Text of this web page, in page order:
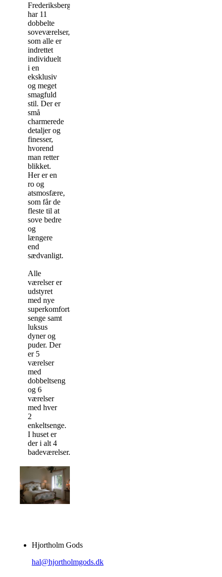
Frederiksberg
har 11
dobbelte
soveværelser,
som alle er
indrettet
individuelt
i en
eksklusiv
og meget
smagfuld
stil. Der er
små
charmerede
detaljer og
finesser,
hvorend
man retter
blikket.
Her er en
ro og
atsmosfære,
som får de
fleste til at
sove bedre
og
længere
end
sædvanligt.
Alle
værelser er
udstyret
med nye
superkomfortable
senge samt
luksus
dyner og
puder. Der
er 5
værelser
med
dobbeltseng
og 6
værelser
med hver
2
enkeltsenge.
I huset er
der i alt 4
badeværelser.
Hjortholm Gods
hal@hjortholmgods.dk